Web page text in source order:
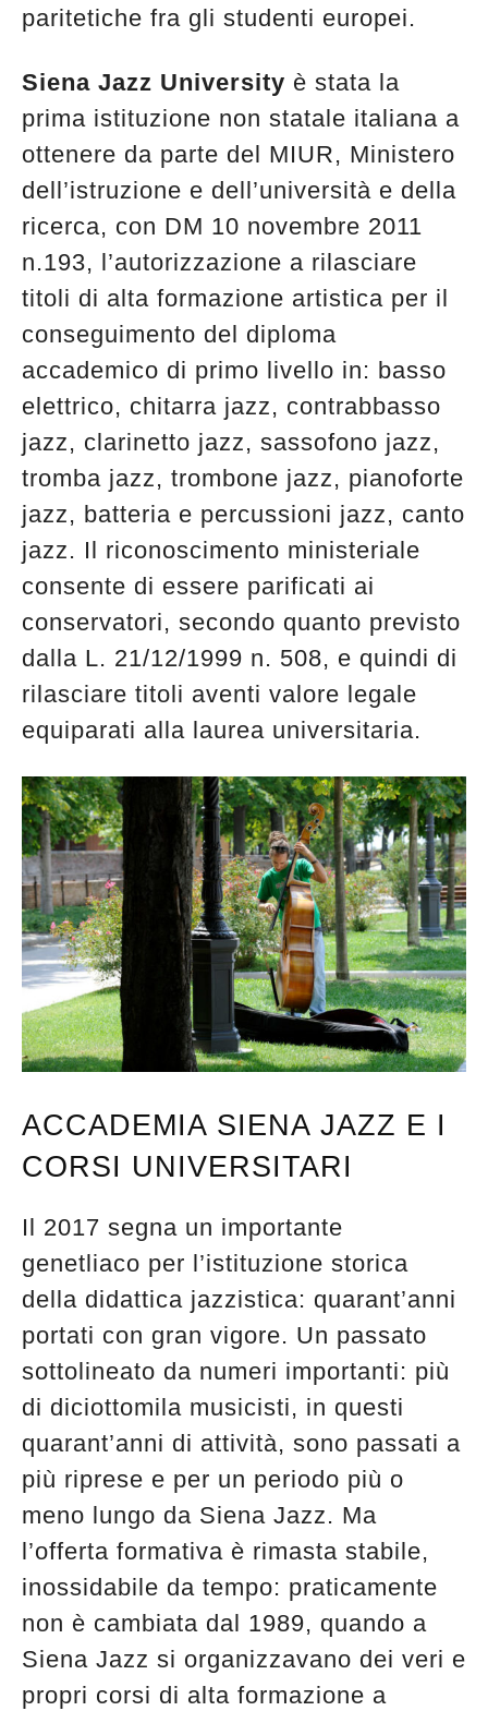
paritetiche fra gli studenti europei.
Siena Jazz University è stata la
prima istituzione non statale italiana a
ottenere da parte del MIUR, Ministero
dell’istruzione e dell’università e della
ricerca, con DM 10 novembre 2011
n.193, l’autorizzazione a rilasciare
titoli di alta formazione artistica per il
conseguimento del diploma
accademico di primo livello in: basso
elettrico, chitarra jazz, contrabbasso
jazz, clarinetto jazz, sassofono jazz,
tromba jazz, trombone jazz, pianoforte
jazz, batteria e percussioni jazz, canto
jazz. Il riconoscimento ministeriale
consente di essere parificati ai
conservatori, secondo quanto previsto
dalla L. 21/12/1999 n. 508, e quindi di
rilasciare titoli aventi valore legale
equiparati alla laurea universitaria.
ACCADEMIA SIENA JAZZ E I
CORSI UNIVERSITARI
Il 2017 segna un importante
genetliaco per l’istituzione storica
della didattica jazzistica: quarant’anni
portati con gran vigore. Un passato
sottolineato da numeri importanti: più
di diciottomila musicisti, in questi
quarant’anni di attività, sono passati a
più riprese e per un periodo più o
meno lungo da Siena Jazz. Ma
l’offerta formativa è rimasta stabile,
inossidabile da tempo: praticamente
non è cambiata dal 1989, quando a
Siena Jazz si organizzavano dei veri e
propri corsi di alta formazione a